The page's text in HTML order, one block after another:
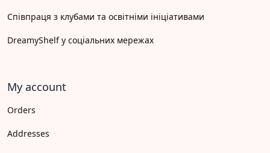
Співпраця з клубами та освітніми ініціативами
DreamyShelf у соціальних мережах
My account
Orders
Addresses